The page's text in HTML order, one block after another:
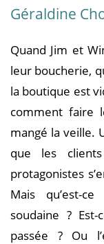
Géraldine
Quand Jim et
leur boucherie,
la boutique est
comment faire
mangé la veille.
que les
protagonistes
Mais qu’est-
soudaine ?
passée ? Ou